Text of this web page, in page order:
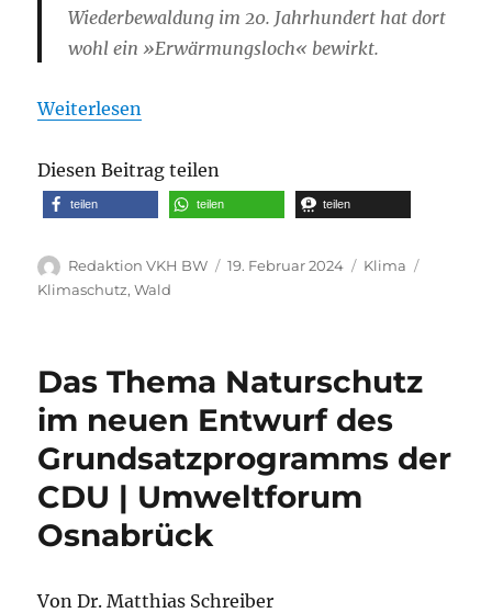
Wiederbewaldung im 20. Jahrhundert hat dort
wohl ein »Erwärmungsloch« bewirkt.
Weiterlesen
Diesen Beitrag teilen
teilen teilen teilen
Autor
Redaktion VKH BW
Veröffentlicht
19. Februar 2024 Kategorien
Klima
Klimaschutz,Wald
Das Thema Naturschutz
im neuen Entwurf des
Grundsatzprogramms der
CDU | Umweltforum
Osnabrück
Von Dr. Matthias Schreiber